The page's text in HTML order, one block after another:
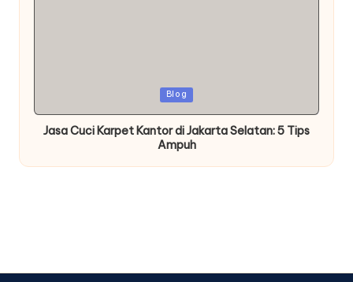
Blog
Jasa Cuci Karpet Kantor di Jakarta Selatan: 5 Tips
Ampuh